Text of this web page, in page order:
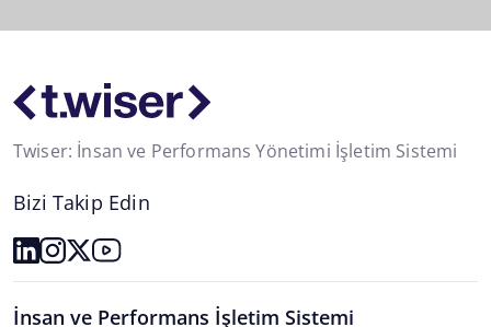
Twiser: İnsan ve Performans Yönetimi İşletim Sistemi
Bizi Takip Edin
İnsan ve Performans İşletim Sistemi